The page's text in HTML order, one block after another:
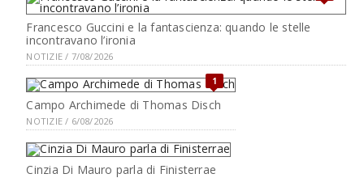
Francesco Guccini e la fantascienza: quando le stelle
incontravano l’ironia
NOTIZIE / 7/08/2026
1
Campo Archimede di Thomas Disch
NOTIZIE / 6/08/2026
Cinzia Di Mauro parla di Finisterrae